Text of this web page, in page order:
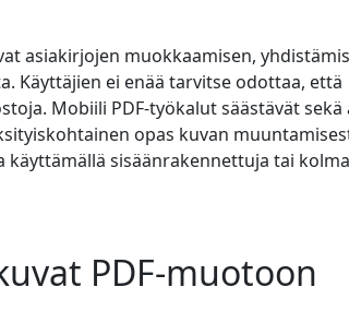
asiakirjojen muokkaamisen,
Käyttäjien ei enää tarvitse odottaa, että
Mobiili PDF-työkalut säästävät sekä
opas kuvan
käyttämällä sisäänrakennettuja tai
PDF-muotoon